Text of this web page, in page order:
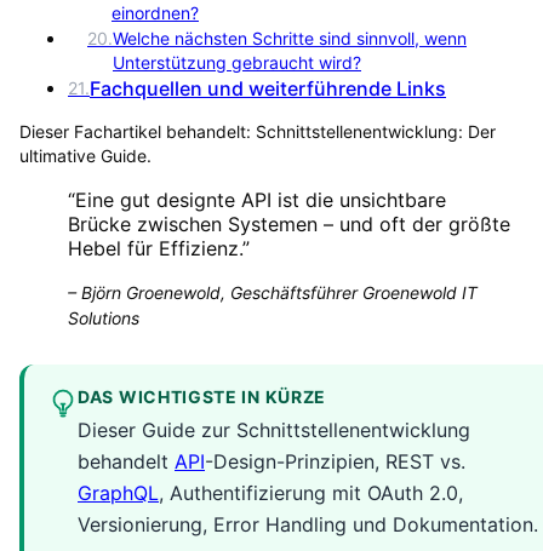
einordnen?
20.Welche nächsten Schritte sind sinnvoll, wenn
Unterstützung gebraucht wird?
21.Fachquellen und weiterführende Links
Dieser Fachartikel behandelt: Schnittstellenentwicklung: Der
ultimative Guide.
“Eine gut designte API ist die unsichtbare
Brücke zwischen Systemen – und oft der größte
Hebel für Effizienz.”
–Björn Groenewold, Geschäftsführer Groenewold IT
Solutions
DAS WICHTIGSTE IN KÜRZE
Dieser Guide zur Schnittstellenentwicklung
behandelt API-Design-Prinzipien, REST vs.
GraphQL, Authentifizierung mit OAuth 2.0,
Versionierung, Error Handling und Dokumentation.